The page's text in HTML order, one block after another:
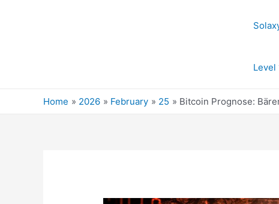
Level
Home 2026 February 25 Bitcoin Prognose: